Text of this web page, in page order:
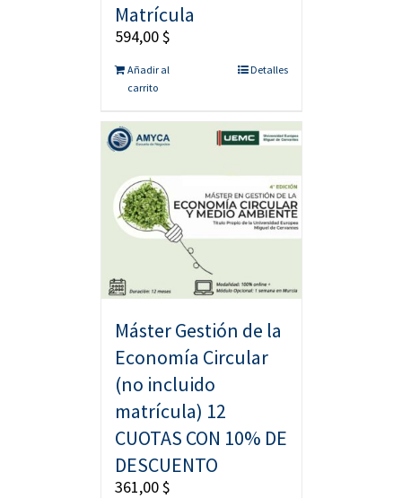
Matrícula
594,00$
Añadir al
carrito
Detalles
Máster Gestión de la
Economía Circular
(no incluido
matrícula) 12
CUOTAS CON 10% DE
DESCUENTO
361,00$